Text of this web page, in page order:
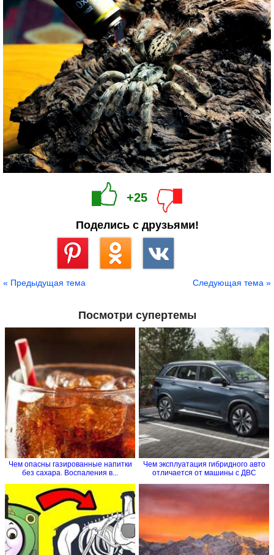
+25
Поделись с друзьями!
« Предыдущая тема Следующая тема »
Посмотри супертемы
Чем опасны газированные напитки
без сахара. Воспаления в...
Чем эксплуатация гибридного авто
отличается от машины с ДВС